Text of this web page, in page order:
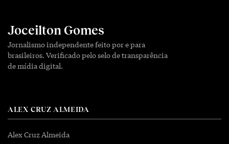
Joceilton Gomes
Jornalismo independente feito por e para
brasileiros. Verificado pelo selo de transparência
de mídia digital.
ALEX CRUZ ALMEIDA
Alex Cruz Almeida